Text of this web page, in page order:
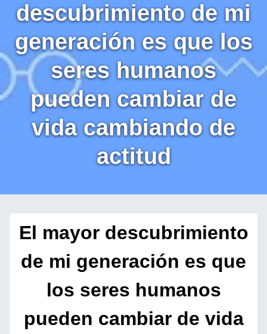
descubrimiento de mi
generación es que los
seres humanos
pueden cambiar de
vida cambiando de
actitud
El mayor descubrimiento
de mi generación es que
los seres humanos
pueden cambiar de vida